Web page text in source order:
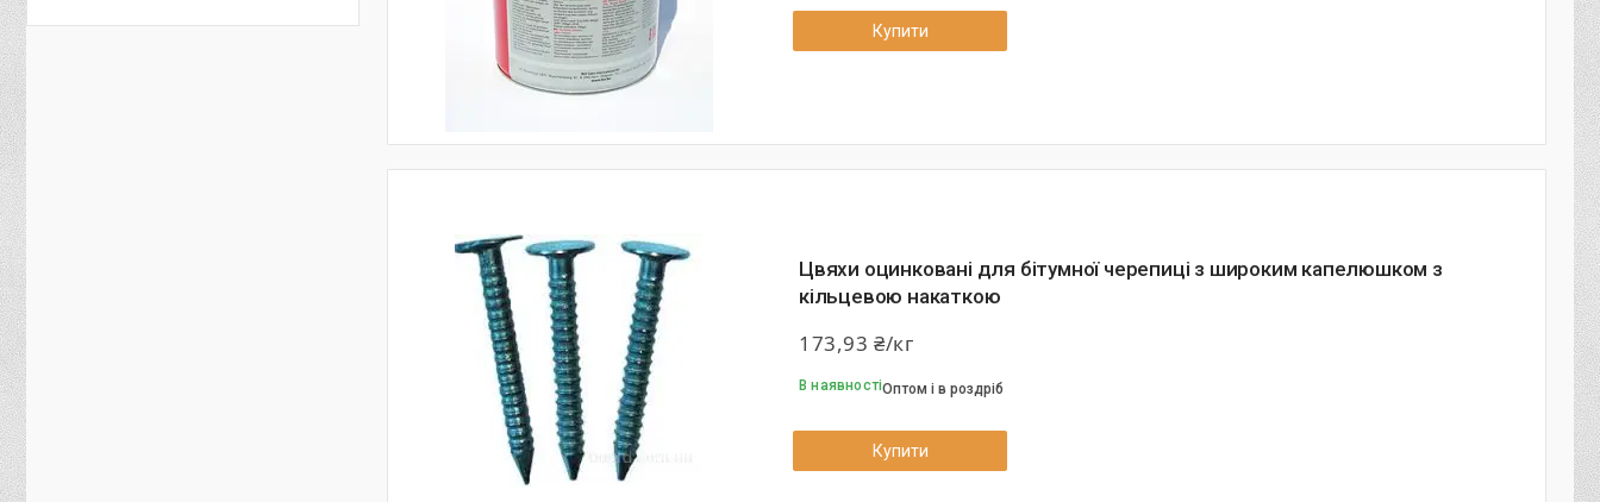
Купити
Цвяхи оцинковані для бітумної черепиці з широким капелюшком з
кільцевою накаткою
173,93 ₴/кг
В наявностіОптом і в роздріб
Купити